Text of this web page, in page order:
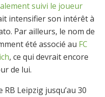
suivi le joueur
intensifier son intérêt à
Par ailleurs, le nom de
été associé au FC
, ce qui devrait encore
de lui.
Leipzig jusqu’au 30